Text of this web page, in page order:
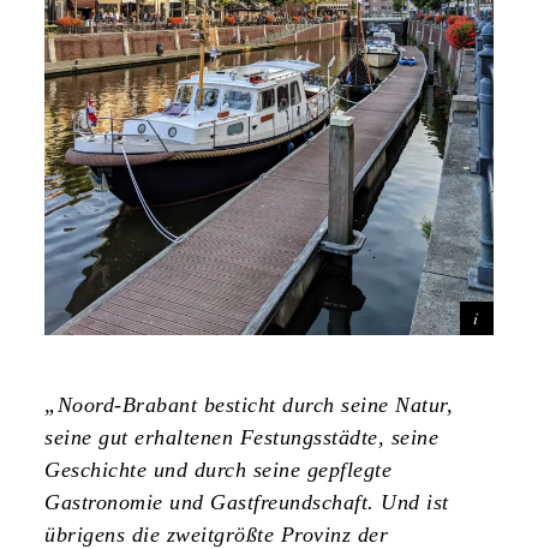
„Noord-Brabant besticht durch seine Natur,
seine gut erhaltenen Festungsstädte, seine
Geschichte und durch seine gepflegte
Gastronomie und Gastfreundschaft. Und ist
übrigens die zweitgrößte Provinz der